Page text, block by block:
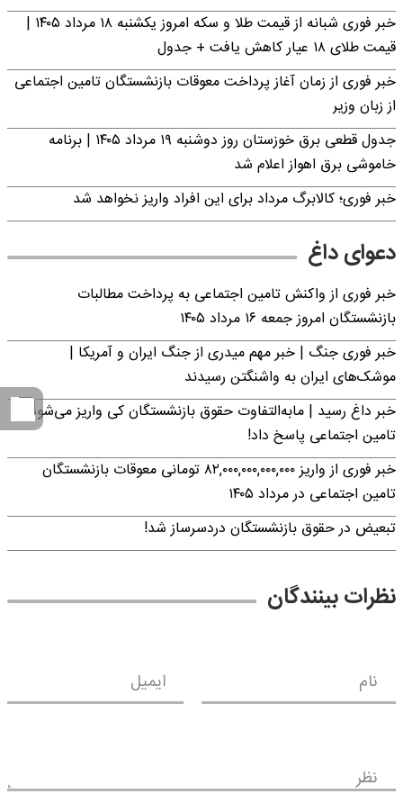
خبر فوری شبانه از قیمت طلا و سکه امروز یکشنبه ۱۸ مرداد ۱۴۰۵ |
قیمت طلای ۱۸ عیار کاهش یافت + جدول
خبر فوری از زمان آغاز پرداخت معوقات بازنشستگان تامین اجتماعی
از زبان وزیر
جدول قطعی برق خوزستان روز دوشنبه ۱۹ مرداد ۱۴۰۵ | برنامه
خاموشی برق اهواز اعلام شد
خبر فوری؛ کالابرگ مرداد برای این افراد واریز نخواهد شد
دعوای داغ
خبر فوری از واکنش تامین اجتماعی به پرداخت مطالبات
بازنشستگان امروز جمعه ۱۶ مرداد ۱۴۰۵
خبر فوری جنگ | خبر مهم میدری از جنگ ایران و آمریکا |
موشک‌های ایران به واشنگتن رسیدند
خبر داغ رسید | مابه‌التفاوت حقوق بازنشستگان کی واریز می‌شود؟ |
تامین اجتماعی پاسخ داد!
خبر فوری از واریز ۸۲,۰۰۰,۰۰۰,۰۰۰,۰۰۰ تومانی معوقات بازنشستگان
تامین اجتماعی در مرداد ۱۴۰۵
تبعیض در حقوق بازنشستگان دردسرساز شد!
نظرات بینندگان
نام ایمیل
نظر